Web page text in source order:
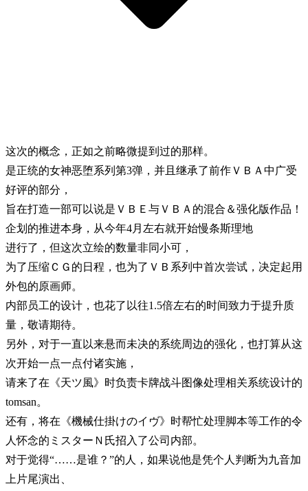
这次的概念，正如之前略微提到过的那样。
是正统的女神恶堕系列第3弹，并且继承了前作ＶＢＡ中广受
好评的部分，
旨在打造一部可以说是ＶＢＥ与ＶＢＡ的混合＆强化版作品！
企划的推进本身，从今年4月左右就开始慢条斯理地
进行了，但这次立绘的数量非同小可，
为了压缩ＣＧ的日程，也为了ＶＢ系列中首次尝试，决定起用
外包的原画师。
内部员工的设计，也花了以往1.5倍左右的时间致力于提升质
量，敬请期待。
另外，对于一直以来悬而未决的系统周边的强化，也打算从这
次开始一点一点付诸实施，
请来了在《天ツ風》时负责卡牌战斗图像处理相关系统设计的
tomsan。
还有，将在《機械仕掛けのイヴ》时帮忙处理脚本等工作的令
人怀念的ミスターＮ氏招入了公司内部。
对于觉得“……是谁？”的人，如果说他是凭个人判断为九音加
上片尾演出、